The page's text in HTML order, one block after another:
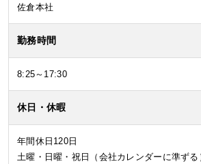
佐倉本社
勤務時間
8:25～17:30
休日・休暇
年間休日120日
土曜・日曜・祝日（会社カレンダーに準ずる